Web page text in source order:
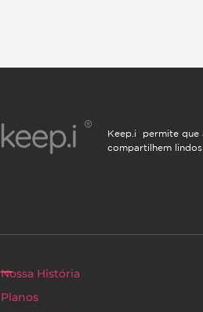
Keep.i permite que
compartilhem
Nossa História
Planos